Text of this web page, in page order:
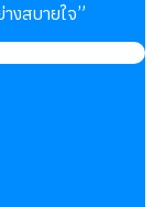
งสบายใจ”